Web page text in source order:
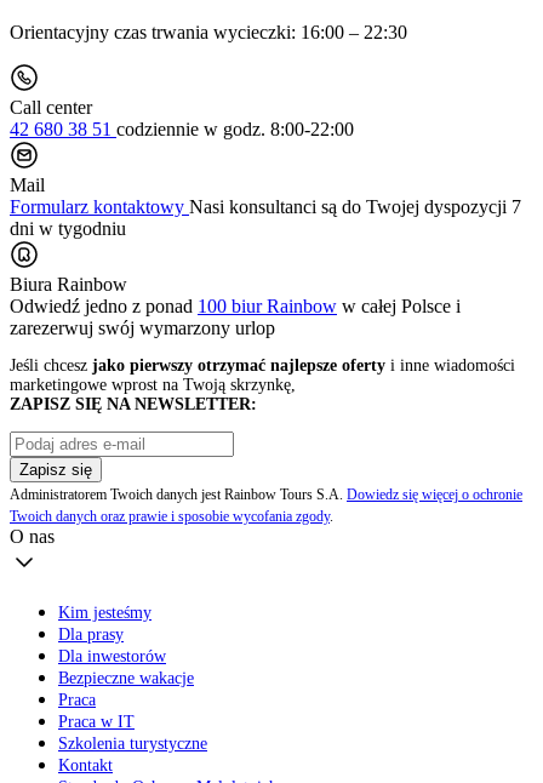
Orientacyjny czas trwania wycieczki: 16:00 – 22:30
Call center
42 680 38 51 codziennie w godz. 8:00-22:00
Mail
Formularz kontaktowy Nasi konsultanci są do Twojej dyspozycji 7
dni w tygodniu
Biura Rainbow
Odwiedź jedno z ponad 100 biur Rainbow w całej Polsce i
zarezerwuj swój wymarzony urlop
Jeśli chcesz jako pierwszy otrzymać najlepsze oferty i inne wiadomości
marketingowe wprost na Twoją skrzynkę,
ZAPISZ SIĘ NA NEWSLETTER:
Zapisz się
Administratorem Twoich danych jest Rainbow Tours S.A. Dowiedz się więcej o ochronie
Twoich danych oraz prawie i sposobie wycofania zgody.
O nas
Kim jesteśmy
Dla prasy
Dla inwestorów
Bezpieczne wakacje
Praca
Praca w IT
Szkolenia turystyczne
Kontakt